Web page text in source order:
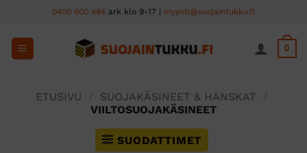
content
0400 600 484 ark klo 9-17 | myynti@suojaintukku.fi
0
ETUSIVU SUOJAKÄSINEET & HANSKAT
VIILTOSUOJAKÄSINEET
SUODATTIMET